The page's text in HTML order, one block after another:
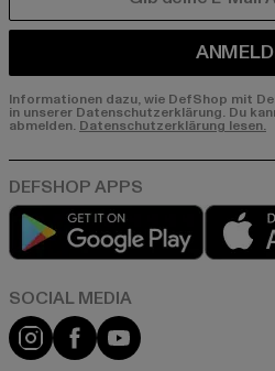
Informationen dazu, wie DefShop mit
in unserer Datenschutzerklärung. Du
abmelden. Datenschutzerklärung lesen.
Play
Instagram
FacebookYouTube